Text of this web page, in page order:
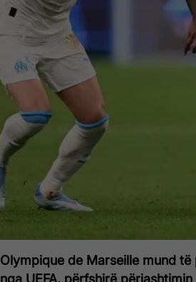
Olympique de Marseille mund
nga UEFA, përfshirë